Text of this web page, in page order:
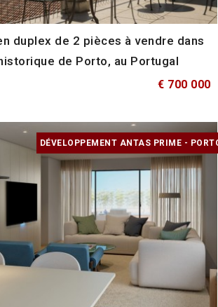
duplex de 2 pièces à vendre dans
de Porto, au Portugal
€ 700 000
DÉVELOPPEMENT ANTAS PRIME -